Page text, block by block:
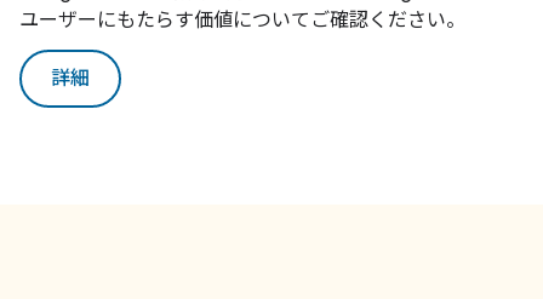
ユーザーにもたらす価値についてご確認ください。
詳細